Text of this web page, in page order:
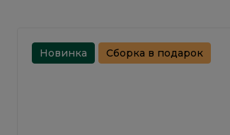
Новинка Сборка в подарок